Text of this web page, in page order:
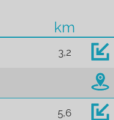
km
3,2
5,6